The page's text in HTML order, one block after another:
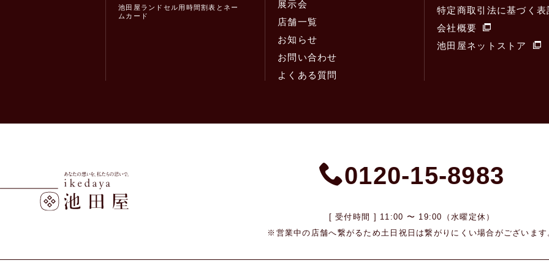
池田屋ランドセル用時間割表とネー
ムカード
展示会
店舗一覧
お知らせ
お問い合わせ
よくある質問
特定商取引法に基づく表
会社概要
池田屋ネットストア
0120-15-8983
[ 受付時間 ] 11:00 〜 19:00（水曜定休）
※営業中の店舗へ繋がるため 土日祝日は繋がりにくい場合がございます